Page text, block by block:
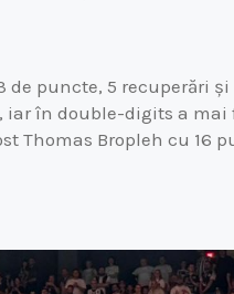
puncte, 5 recuperări
în double-digits a mai
Thomas Bropleh cu 16